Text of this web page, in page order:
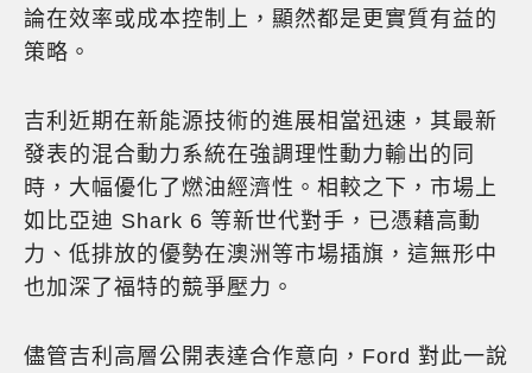
論在效率或成本控制上，顯然都是更實質有益的
策略。
吉利近期在新能源技術的進展相當迅速，其最新
發表的混合動力系統在強調理性動力輸出的同
時，大幅優化了燃油經濟性。相較之下，市場上
如比亞迪 Shark 6 等新世代對手，已憑藉高動
力、低排放的優勢在澳洲等市場插旗，這無形中
也加深了福特的競爭壓力。
儘管吉利高層公開表達合作意向，Ford 對此一說